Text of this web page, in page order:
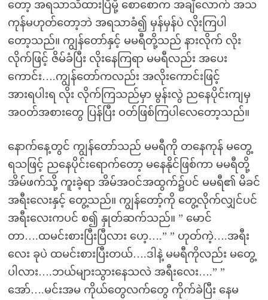
တော့ အရသာသိထားပြီမို့ စောစောက အချီလောက် အသ
ကုန်မဟုတ်တော့ဘဲ အရသာခံ၍ မှန်မှန်ပဲ လိုးကြပါ
တော့သည်။ ကျွန်တော်နှင့် မမရီတို့သည် နားလိုက် လိုး
လိုက်ဖြင့် ဇိမ်ခံပြီး လိုးနေကြရာ မမရီလည်း အပေး
ကောင်း….ကျွန်တော်ကလည်း အလိုးကောင်းဖြင့်
အားရပါးရ လိုး လိုက်ကြသည်မှာ မွန်းလွဲ ညနေပိုင်းကျမှ
အဝတ်အစားတွေ ပြန်ပြီး ဝတ်ဖြစ်ကြပါလေတော့သည်။
နောက်နေ့တွင် ကျွန်တော်သည် မမရီကို တနေကုန် မတွေ့
ရသဖြင့် ညနေပိုင်းရောက်တော့ မနေနိုင်ဖြစ်ကာ မမရီတို့
အိမ်ဖက်သို့ ကူးခဲ့ရာ အိမ်အဝင်အထွက်၌ပင် မမရီ၏ မိခင်
အရီးလေးနှင့် တွေ့သည်။ ကျွန်တော့်ကို တွေ့လိုက်လျှင်ပင်
အရီးလေးကပင် စ၍ နှုတ်ဆက်သည်။ ” မောင်
တာ….ထမင်းစားပြီးပြီလား ဟေ့….” ” ဟုတ်ကဲ့….အရီး
လေး ခုပဲ ထမင်းစားပြီးတယ်….ဒါနဲ့ မမရီကိုလည်း မတွေ့
ပါလား….ဘယ်များသွားနေသလဲ အရီးလေး….” ”
အော်….မင်းအမ ကိုယ်တွေလက်တွေ ကိုက်ခဲပြီး နေမ